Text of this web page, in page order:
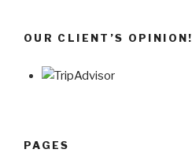
OUR CLIENT’S OPINION!
PAGES